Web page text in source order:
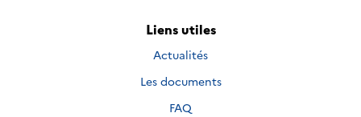
Liens utiles
Actualités
Les documents
FAQ